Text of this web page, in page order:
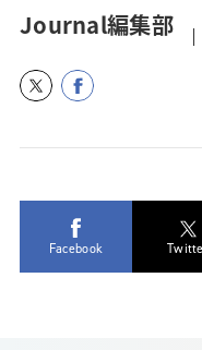
Journal編集部
Facebook